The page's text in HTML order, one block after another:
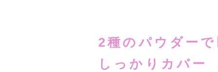
2種のパウダーで
しっかりカバー